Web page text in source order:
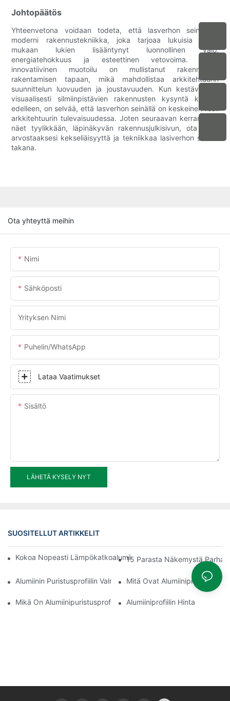
Johtopäätös
Yhteenvetona voidaan todeta, että lasverhon seinä on
moderni rakennustekniikka, joka tarjoaa lukuisia etuja,
mukaan lukien lisääntynyt luonnollinen valo,
energiatehokkuus ja esteettinen vetovoima. Tämä
innovatiivinen muotoilu on mullistanut rakennusten
rakentamisen tapaan, mikä mahdollistaa arkkitehtuurin
suunnittelun luovuuden ja joustavuuden. Kun kestävien ja
visuaalisesti silmiinpistävien rakennusten kysyntä kasvaa
edelleen, on selvää, että lasverhon seinällä on keskeinen rooli
arkkitehtuurin tulevaisuudessa. Joten seuraavan kerran, kun
näet tyylikkään, läpinäkyvän rakennusjulkisivun, ota hetki
arvostaaksesi kekseliäisyyttä ja tekniikkaa lasiverhon seinän
takana.
Ota yhteyttä meihin
Nimi
Sähköposti
Yrityksen Nimi
Puhelin/WhatsApp
Lataa Vaatimukset
Sisältö
LÄHETÄ KYSELY NYT
SUOSITELLUT ARTIKKELIT
Kokoa Nopeasti Lämpökatkoalumiiniprofiilista Valmistettu
15 Parasta Näkemystä
Alumiinin Puristusprofiilin ValmistusprosessiMitä Ovat Alumiiniprofiilit
Mikä On Alumiinipuristusprofiili Alumiiniprofiilin Hinta